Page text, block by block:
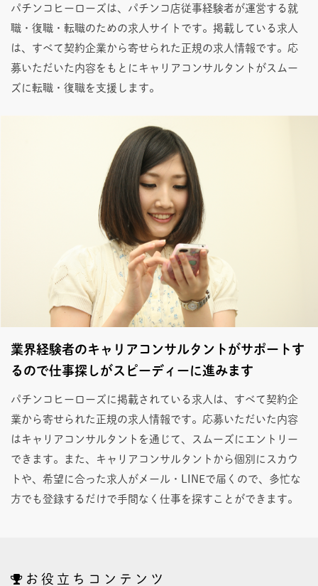
パチンコヒーローズは、パチンコ店従事経験者が運営する就
職・復職・転職のための求人サイトです。掲載している求人
は、すべて契約企業から寄せられた正規の求人情報です。応
募いただいた内容をもとにキャリアコンサルタントがスムー
ズに転職・復職を支援します。
業界経験者のキャリアコンサルタントがサポートす
るので仕事探しがスピーディーに進みます
パチンコヒーローズに掲載されている求人は、すべて契約企
業から寄せられた正規の求人情報です。応募いただいた内容
はキャリアコンサルタントを通じて、スムーズにエントリー
できます。また、キャリアコンサルタントから個別にスカウ
トや、希望に合った求人がメール・LINEで届くので、多忙な
方でも登録するだけで手間なく仕事を探すことができます。
お役立ちコンテンツ